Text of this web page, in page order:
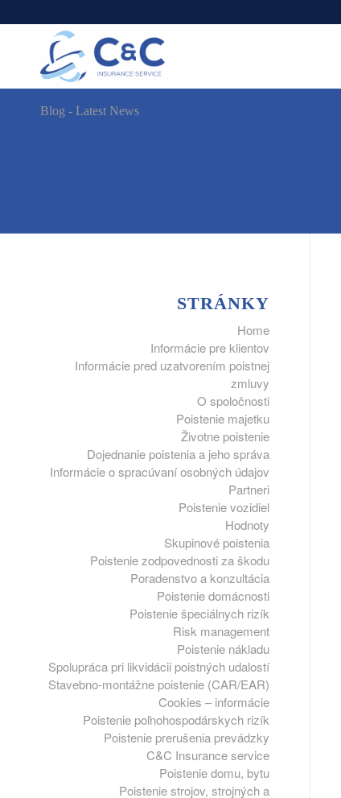
Blog - Latest News
STRÁNKY
Home
Informácie pre klientov
Informácie pred uzatvorením poistnej
zmluvy
O spoločnosti
Poistenie majetku
Životne poistenie
Dojednanie poistenia a jeho správa
Informácie o spracúvaní osobných údajov
Partneri
Poistenie vozidiel
Hodnoty
Skupinové poistenia
Poistenie zodpovednosti za škodu
Poradenstvo a konzultácia
Poistenie domácnosti
Poistenie špeciálnych rizík
Risk management
Poistenie nákladu
Spolupráca pri likvidácii poistných udalostí
Stavebno-montážne poistenie (CAR/EAR)
Cookies – informácie
Poistenie poľnohospodárskych rizík
Poistenie prerušenia prevádzky
C&C Insurance service
Poistenie domu, bytu
Poistenie strojov, strojných a